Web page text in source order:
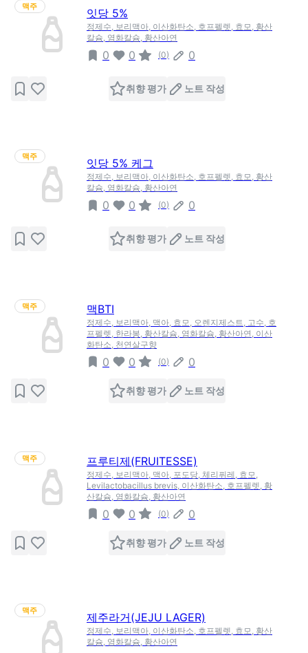
맥주
잇당 5%
정제수, 보리맥아, 이산화탄소, 호프펠렛, 효모, 황산
칼슘, 염화칼슘, 황산아연
0 0 (0) 0
취향 평가 노트 작성
맥주
잇당 5% 케그
정제수, 보리맥아, 이산화탄소, 호프펠렛, 효모, 황산
칼슘, 염화칼슘, 황산아연
0 0 (0) 0
취향 평가 노트 작성
맥주 맥BTI
정제수, 보리맥아, 맥아, 효모, 오렌지제스트, 고수, 호
프펠렛, 한라봉, 황산칼슘, 염화칼슘, 황산아연, 이산
화탄소, 천연살구향
0 0 (0) 0
취향 평가 노트 작성
맥주 프루티제(FRUITESSE)
정제수, 보리맥아, 맥아, 포도당, 체리퓌레, 효모,
Levilactobacillus brevis, 이산화탄소, 호프펠렛, 황
산칼슘, 염화칼슘, 황산아연
0 0 (0) 0
취향 평가 노트 작성
맥주
제주라거(JEJU LAGER)
정제수, 보리맥아, 이산화탄소, 호프펠렛, 효모, 황산
칼슘, 염화칼슘, 황산아연